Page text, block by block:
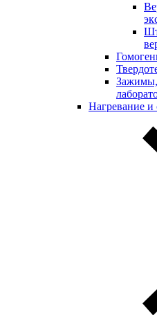
Зажимы,
Нагревание и